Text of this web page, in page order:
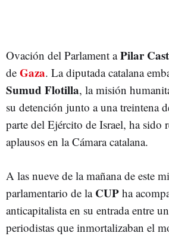
Ovación del Parlament aPilar
de Gaza. La diputada catalana
Sumud Flotilla, la misión
su detención junto a una treintena
parte del Ejército de Israel, ha sido
aplausos en la Cámara catalana.
A las nueve de la mañana de este
parlamentario de la CUP ha
anticapitalista en su entrada entre
periodistas que inmortalizaban el